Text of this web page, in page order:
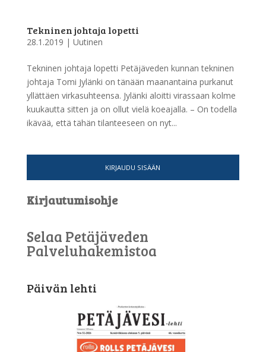
Tekninen johtaja lopetti
28.1.2019 | Uutinen
Tekninen johtaja lopetti Petäjäveden kunnan tekninen
johtaja Tomi Jylänki on tänään maanantaina purkanut
yllättäen virkasuhteensa. Jylänki aloitti virassaan kolme
kuukautta sitten ja on ollut vielä koeajalla. – On todella
ikävää, että tähän tilanteeseen on nyt...
KIRJAUDU SISÄÄN
Kirjautumisohje
Selaa Petäjäveden
Palveluhakemistoa
Päivän lehti